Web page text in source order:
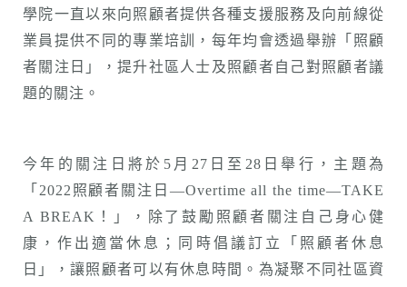
學院一直以來向照顧者提供各種支援服務及向前線從
業員提供不同的專業培訓，每年均會透過舉辦「照顧
者關注日」，提升社區人士及照顧者自己對照顧者議
題的關注。
今年的關注日將於5月27日至28日舉行，主題為
「2022照顧者關注日—Overtime all the time—TAKE
A BREAK！」，除了鼓勵照顧者關注自己身心健
康，作出適當休息；同時倡議訂立「照顧者休息
日」，讓照顧者可以有休息時間。為凝聚不同社區資